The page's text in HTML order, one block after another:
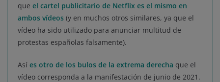
que el cartel publicitario de Netflix es el mismo en
ambos vídeos (y en muchos otros similares, ya que el
vídeo ha sido utilizado para anunciar multitud de
protestas españolas falsamente).
Así es otro de los bulos de la extrema derecha que el
vídeo corresponda a la manifestación de junio de 2021.
Rechazar cookies Política de cookies